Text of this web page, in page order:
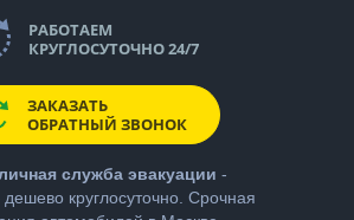
РАБОТАЕМ
КРУГЛОСУТОЧНО 24/7
ЗАКАЗАТЬ
ОБРАТНЫЙ ЗВОНОК
служба эвакуации -
дешевокруглосуточно. Срочная